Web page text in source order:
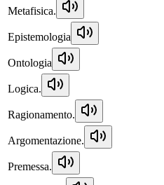
Metafisica.
Epistemologia
Ontologia
Logica.
Ragionamento.
Argomentazione.
Premessa.